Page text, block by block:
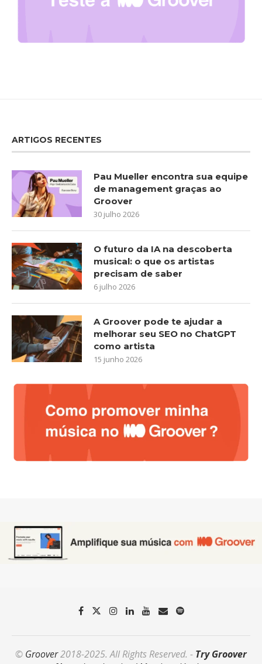
ARTIGOS RECENTES
Pau Mueller encontra sua equipe
de management graças ao
Groover
30 julho 2026
O futuro da IA na descoberta
musical: o que os artistas
precisam de saber
6 julho 2026
A Groover pode te ajudar a
melhorar seu SEO no ChatGPT
como artista
15 junho 2026
© Groover2018-2025. All Rights Reserved. - Try Groover